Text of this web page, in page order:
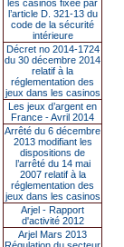
les casinos fixée par
l’article D. 321-13 du
code de la sécurité
intérieure
Décret no 2014-1724
du 30 décembre 2014
relatif à la
réglementation des
jeux dans les casinos
Les jeux d’argent en
France - Avril 2014
Arrêté du 6 décembre
2013 modifiant les
dispositions de
l’arrêté du 14 mai
2007 relatif à la
réglementation des
jeux dans les casinos
Arjel - Rapport
d'activité 2012
Arjel Mars 2013